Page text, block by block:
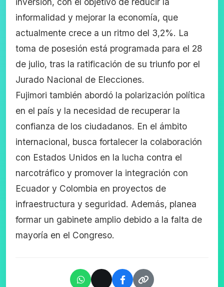
informalidad y mejorar la economía, que
actualmente crece a un ritmo del 3,2%. La
toma de posesión está programada para el 28
de julio, tras la ratificación de su triunfo por el
Jurado Nacional de Elecciones.
Fujimori también abordó la polarización política
en el país y la necesidad de recuperar la
confianza de los ciudadanos. En el ámbito
internacional, busca fortalecer la colaboración
con Estados Unidos en la lucha contra el
narcotráfico y promover la integración con
Ecuador y Colombia en proyectos de
infraestructura y seguridad. Además, planea
formar un gabinete amplio debido a la falta de
mayoría en el Congreso.